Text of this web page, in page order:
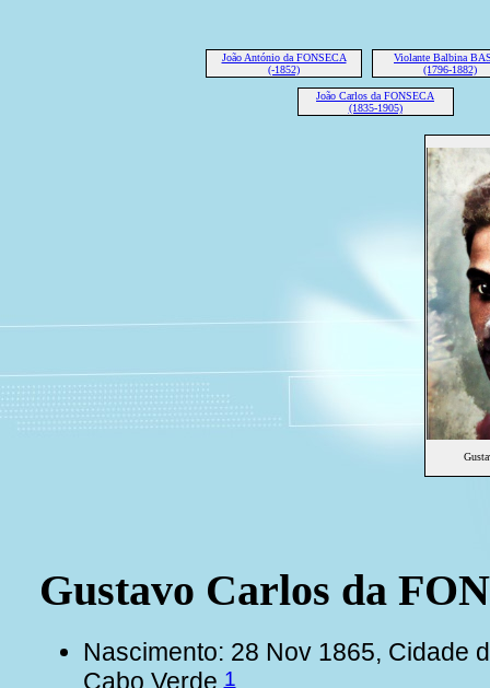
João António da FONSECA
(-1852)
Violante Balbina
(1796-1882)
João Carlos da FONSECA
(1835-1905)
Gustavo Carlos da
Nascimento: 28 Nov 1865, Cidade
Cabo Verde1